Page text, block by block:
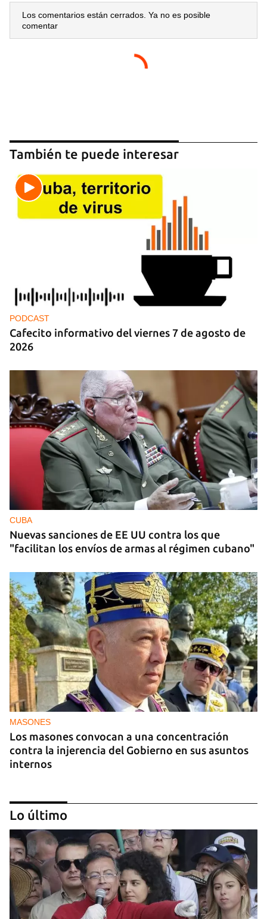
INICIAR SESIÓN
Los comentarios están cerrados. Ya no es posible
comentar
También te puede interesar
PODCAST
Cafecito informativo del viernes 7 de agosto de
2026
CUBA
Nuevas sanciones de EE UU contra los que
"facilitan los envíos de armas al régimen cubano"
MASONES
Los masones convocan a una concentración
contra la injerencia del Gobierno en sus asuntos
internos
Lo último